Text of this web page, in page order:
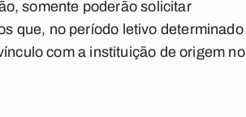
somente poderão solicitar
que, no período letivo determinado
com a instituição de origem no